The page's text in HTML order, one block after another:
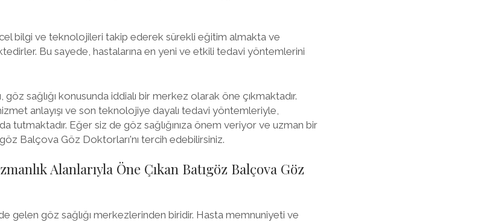
bilgi ve teknolojileri takip ederek sürekli eğitim almakta ve
Bu sayede, hastalarına en yeni ve etkili tedavi yöntemlerini
sağlığı konusunda iddialı bir merkez olarak öne çıkmaktadır.
anlayışı ve son teknolojiye dayalı tedavi yöntemleriyle,
tutmaktadır. Eğer siz de göz sağlığınıza önem veriyor ve uzman bir
Balçova Göz Doktorları'nı tercih edebilirsiniz.
Alanlarıyla Öne Çıkan Batıgöz Balçova Göz
gelen göz sağlığı merkezlerinden biridir. Hasta memnuniyeti ve